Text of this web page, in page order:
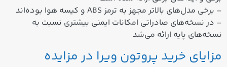
– برخی مدل‌های بالاتر مجهز به ترمز ABS و کیسه هوا بوده‌اند
– در نسخه‌های صادراتی امکانات ایمنی بیشتری نسبت به
نسخه‌های پایه ارائه می‌شد
مزایای خرید پروتون ویرا در مزایده